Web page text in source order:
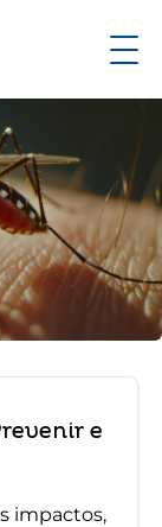
e
impactos,